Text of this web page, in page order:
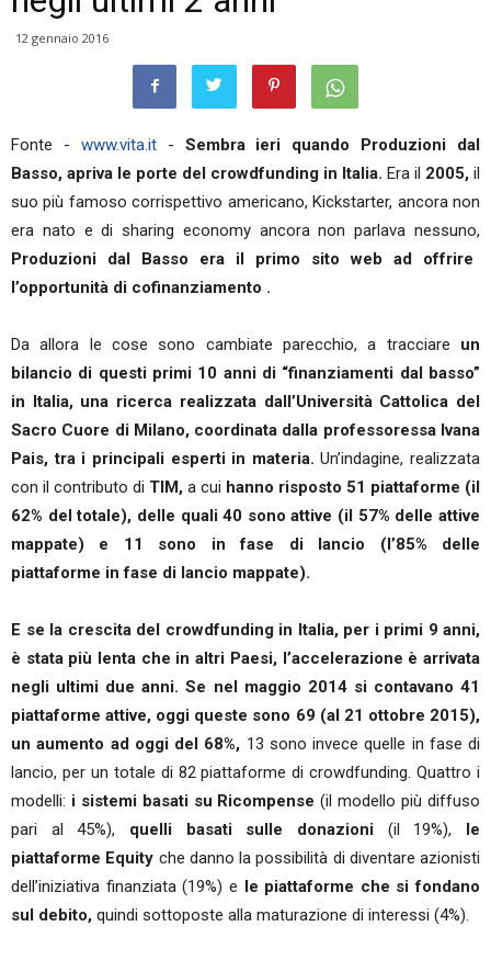
12 gennaio 2016
Fonte - www.vita.it- Sembra ieri quando Produzioni dal
Basso, apriva le porte del crowdfunding in Italia. Era il 2005, il
suo più famoso corrispettivo americano, Kickstarter, ancora non
era nato e di sharing economy ancora non parlava nessuno,
Produzioni dal Basso era il primo sito web ad offrire
l’opportunità di cofinanziamento .
Da allora le cose sono cambiate parecchio, a tracciare un
bilancio di questi primi 10 anni di “finanziamenti dal basso”
in Italia, una ricerca realizzata dall’Università Cattolica del
Sacro Cuore di Milano, coordinata dalla professoressa Ivana
Pais, tra i principali esperti in materia. Un’indagine, realizzata
con il contributo di TIM, a cui hanno risposto 51 piattaforme (il
62% del totale), delle quali 40 sono attive (il 57% delle attive
mappate) e 11 sono in fase di lancio (l’85% delle
piattaforme in fase di lancio mappate).
E se la crescita del crowdfunding in Italia, per i primi 9 anni,
è stata più lenta che in altri Paesi, l’accelerazione è arrivata
negli ultimi due anni. Se nel maggio 2014 si contavano 41
piattaforme attive, oggi queste sono 69 (al 21 ottobre 2015),
un aumento ad oggi del 68%, 13 sono invece quelle in fase di
lancio, per un totale di 82 piattaforme di crowdfunding. Quattro i
modelli: i sistemi basati su Ricompense(il modello più diffuso
pari al 45%), quelli basati sulle donazioni (il 19%), le
piattaforme Equity che danno la possibilità di diventare azionisti
dell’iniziativa finanziata (19%) e le piattaforme che si fondano
sul debito, quindi sottoposte alla maturazione di interessi (4%).